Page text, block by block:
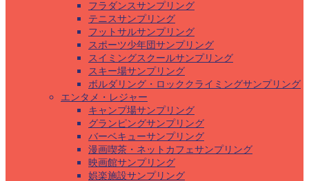
フラダンスサンプリング
テニスサンプリング
フットサルサンプリング
スポーツ少年団サンプリング
スイミングスクールサンプリング
スキー場サンプリング
ボルダリング・ロッククライミングサンプリング
エンタメ・レジャー
キャンプ場サンプリング
グランピングサンプリング
バーベキューサンプリング
漫画喫茶・ネットカフェサンプリング
映画館サンプリング
娯楽施設サンプリング